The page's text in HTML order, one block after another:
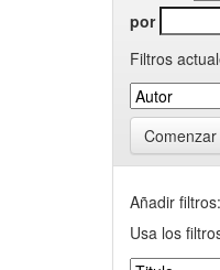
por
Filtros
Añadir filtros:
Usa los